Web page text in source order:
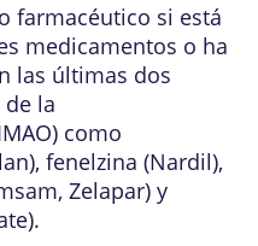
farmacéutico si está
medicamentos o ha
las últimas dos
la
como
fenelzina (Nardil),
Zelapar) y